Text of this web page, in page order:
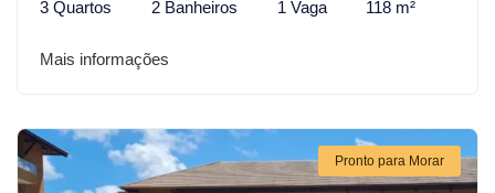
3 Quartos 2 Banheiros 1 Vaga 118 m²
Mais informações
Pronto para Morar